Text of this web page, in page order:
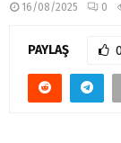
16/08/2025 0
PAYLAŞ 0